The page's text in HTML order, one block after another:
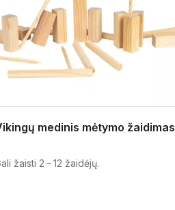
medinis mėtymo žaidimas
žaisti 2 – 12 žaidėjų.